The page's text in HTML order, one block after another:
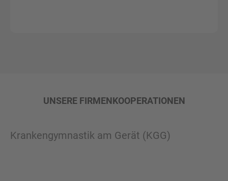
UNSERE FIRMENKOOPERATIONEN
Krankengymnastik am Gerät (KGG)